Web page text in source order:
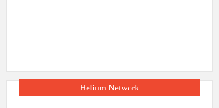
Helium Network